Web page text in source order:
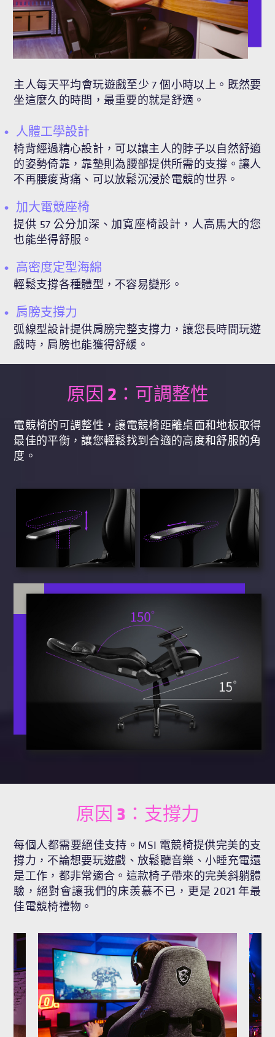
主人每天平均會玩遊戲至少 7 個小時以上。既然要
坐這麼久的時間，最重要的就是舒適。
人體工學設計
椅背經過精心設計，可以讓主人的脖子以自然舒適
的姿勢倚靠，靠墊則為腰部提供所需的支撐。讓人
不再腰痠背痛、可以放鬆沉浸於電競的世界。
加大電競座椅
提供 57 公分加深、加寬座椅設計，人高馬大的您
也能坐得舒服。
高密度定型海綿
輕鬆支撐各種體型，不容易變形。
肩膀支撐力
弧線型設計提供肩膀完整支撐力，讓您長時間玩遊
戲時，肩膀也能獲得舒緩。
原因 2：可調整性
電競椅的可調整性，讓電競椅距離桌面和地板取得
最佳的平衡，讓您輕鬆找到合適的高度和舒服的角
度。
原因 3：支撐力
每個人都需要絕佳支持。MSI 電競椅提供完美的支
撐力，不論想要玩遊戲、放鬆聽音樂、小睡充電還
是工作，都非常適合。這款椅子帶來的完美斜躺體
驗，絕對會讓我們的床羨慕不已，更是 2021 年最
佳電競椅禮物。